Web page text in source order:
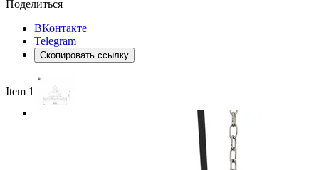
Поделиться
ВКонтакте
Telegram
Скопировать ссылку
Item 1 of 3